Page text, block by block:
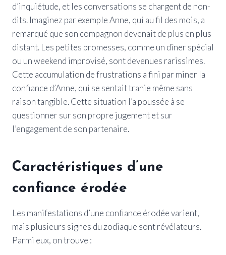
d’inquiétude, et les conversations se chargent de non-
dits. Imaginez par exemple Anne, qui au fil des mois, a
remarqué que son compagnon devenait de plus en plus
distant. Les petites promesses, comme un dîner spécial
ou un weekend improvisé, sont devenues rarissimes.
Cette accumulation de frustrations a fini par miner la
confiance d’Anne, qui se sentait trahie même sans
raison tangible. Cette situation l’a poussée à se
questionner sur son propre jugement et sur
l’engagement de son partenaire.
Caractéristiques d’une
confiance érodée
Les manifestations d’une confiance érodée varient,
mais plusieurs signes du zodiaque sont révélateurs.
Parmi eux, on trouve :